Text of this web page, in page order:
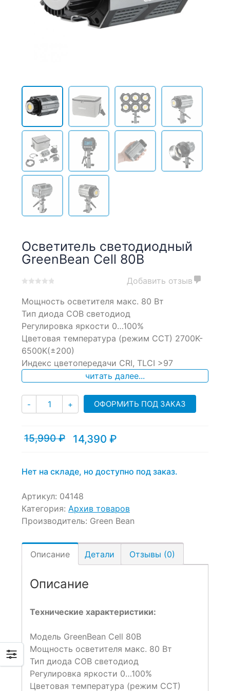
Осветитель светодиодный
GreenBean Cell 80B
out
of
based
on
customer
ratings
Добавить отзыв
Мощность осветителя макс. 80 Вт
Тип диода СОВ светодиод
Регулировка яркости 0…100%
Цветовая температура (режим ССТ) 2700K-
6500K(±200)
Индекс цветопередачи CRI, TLCI >97
читать далее...
- Количество
+ ОФОРМИТЬ ПОД ЗАКАЗ
15,990₽
Первоначальная
15,990 ₽.
14,390 ₽
Текущая
Нет на складе, но доступно под заказ.
Артикул: 04148
Категория: Архив товаров
Производитель: Green Bean
Описание Детали Отзывы (0)
Описание
Технические характеристики:
Модель GreenBean Cell 80B
Мощность осветителя макс. 80 Вт
Тип диода СОВ светодиод
Регулировка яркости 0…100%
Цветовая температура (режим ССТ)